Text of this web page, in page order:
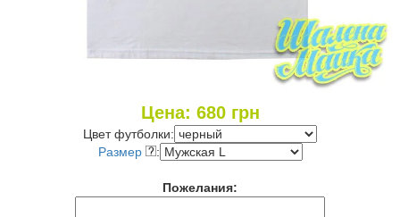
Цена: 680грн
Цвет футболки:
Размер
:
Пожелания: